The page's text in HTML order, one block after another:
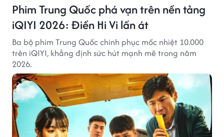
Phim Trung Quốc phá vạn trên nền tảng
iQIYI 2026: Điền Hi Vi lấn át
Ba bộ phim Trung Quốc chinh phục mốc nhiệt 10.000
trên iQIYI, khẳng định sức hút mạnh mẽ trong năm
2026.